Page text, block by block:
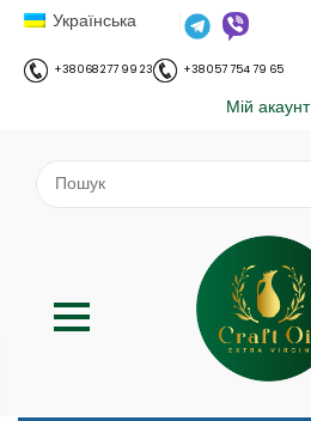
Українська
+38 068 277 99 23 +38 057 754 79 65
Мій акаунт